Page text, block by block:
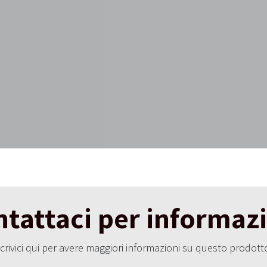
per
qui per avere maggiori informazioni su questo